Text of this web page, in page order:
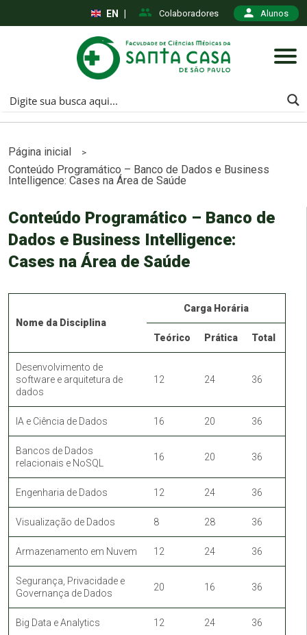
Colaboradores Alunos
EN
Página inicial >
Conteúdo Programático – Banco de Dados e Business
Intelligence: Cases na Área de Saúde
Conteúdo Programático – Banco de
Dados e Business Intelligence:
Cases na Área de Saúde
Nome da Disciplina
Carga Horária
Teórico Prática Total
Desenvolvimento de
software e arquitetura de
dados
12 24 36
IA e Ciência de Dados 16 20 36
Bancos de Dados
relacionais e NoSQL
16 20 36
Engenharia de Dados 12 24 36
Visualização de Dados 8 28 36
Armazenamento em Nuvem 12 24 36
Segurança, Privacidade e
Governança de Dados
20 16 36
Big Data e Analytics 12 24 36